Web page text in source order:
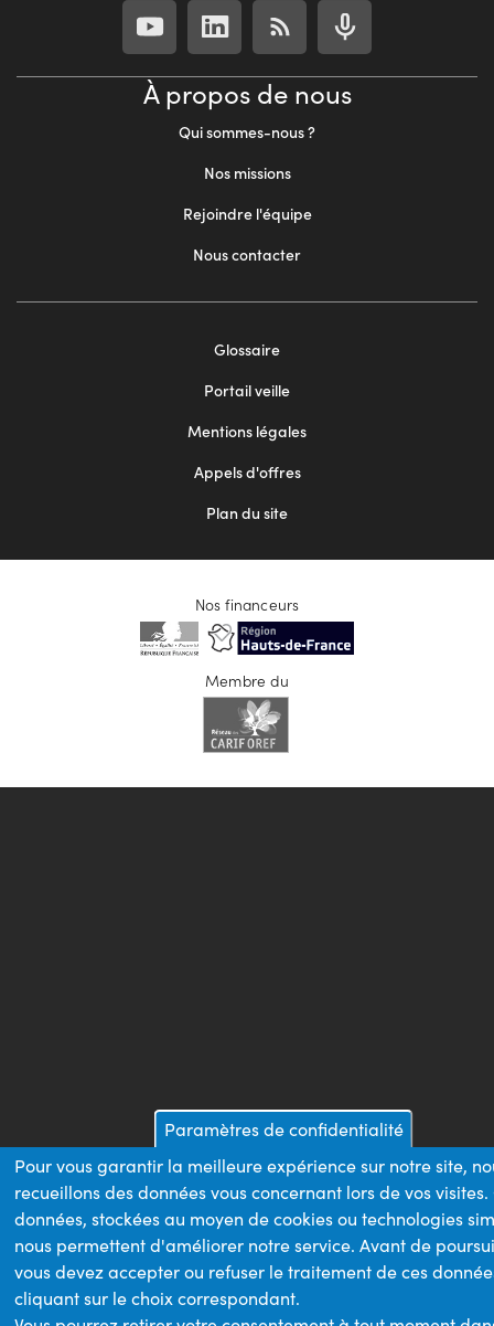
À propos de nous
Qui sommes-nous ?
Nos missions
Rejoindre l'équipe
Nous contacter
Glossaire
Portail veille
Mentions légales
Appels d'offres
Plan du site
Nos financeurs
Membre du
Paramètres de confidentialité
Pour vous garantir la meilleure expérience sur notre site,
recueillons des données vous concernant lors de vos visites.
données, stockées au moyen de cookies ou technologies
nous permettent d'améliorer notre service. Avant de
vous devez accepter ou refuser le traitement de ces
cliquant sur le choix correspondant.